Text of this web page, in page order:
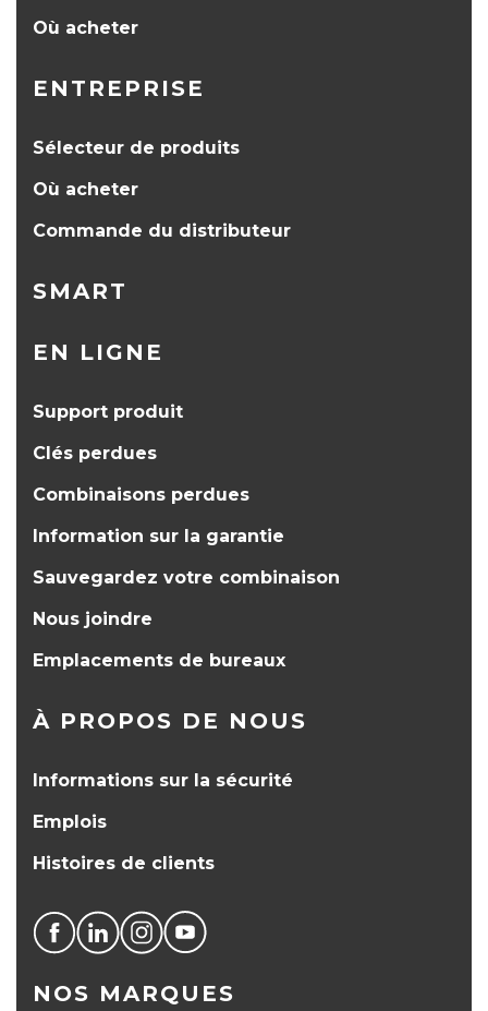
Où acheter
ENTREPRISE
Sélecteur de produits
Où acheter
Commande du distributeur
SMART
EN LIGNE
Support produit
Clés perdues
Combinaisons perdues
Information sur la garantie
Sauvegardez votre combinaison
Nous joindre
Emplacements de bureaux
À PROPOS DE NOUS
Informations sur la sécurité
Emplois
Histoires de clients
NOS MARQUES